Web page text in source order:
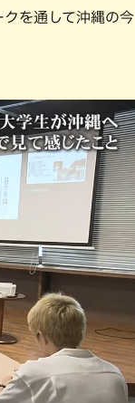
を通して沖縄の今